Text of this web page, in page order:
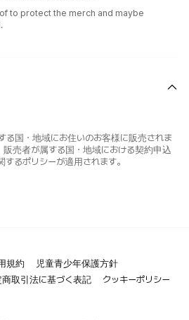
to protect the merch and maybe
る国・地域にお住いのお客様に販売されま
販売者が属する国・地域における契約申込
るポリシーが適用されます。
規約
児童青少年保護方針
取引法に基づく表記
クッキーポリシー